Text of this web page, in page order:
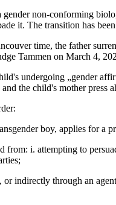
gender non-conforming
it. The transition has
time, the father
Tammen on March 4,
undergoing „gender
and the child's mother
boy, applies for a
from: i. attempting to
indirectly through an